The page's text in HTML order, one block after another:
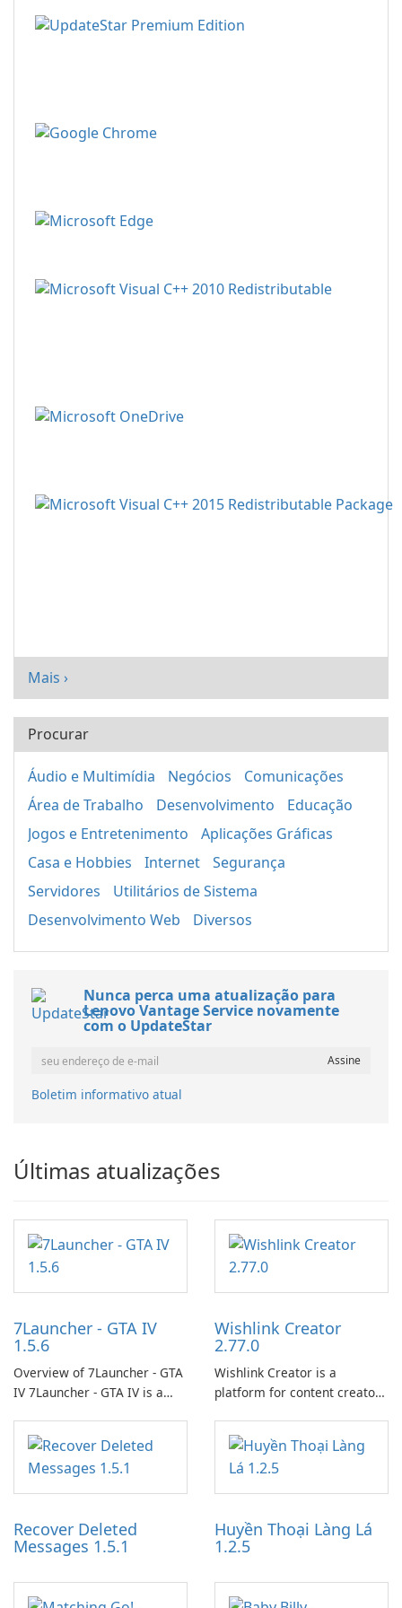
Mais ›
Procurar
Áudio e Multimídia Negócios
Comunicações
Área de Trabalho
Desenvolvimento
Educação
Jogos e Entretenimento
Aplicações Gráficas
Casa e Hobbies
Internet
Segurança
Servidores
Utilitários de Sistema
Desenvolvimento Web
Diversos
Nunca perca uma atualização para
Lenovo Vantage Service novamente
com o UpdateStar
Boletim informativo atual
Últimas atualizações
7Launcher - GTA IV
1.5.6
Overview of 7Launcher - GTA
IV 7Launcher - GTA IV is a
application designed to
optimize the gaming
experience for Grand Theft
Auto IV.
Wishlink Creator
2.77.0
Wishlink Creator is a
platform for content creators
work through built-in brand
partnerships and integrated
tools for content distribution
and audience engagement.
Recover Deleted
Messages 1.5.1
Huyền Thoại Làng Lá
1.2.5